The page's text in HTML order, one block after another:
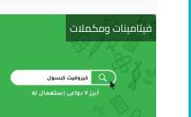
فيتامينات ومكملات